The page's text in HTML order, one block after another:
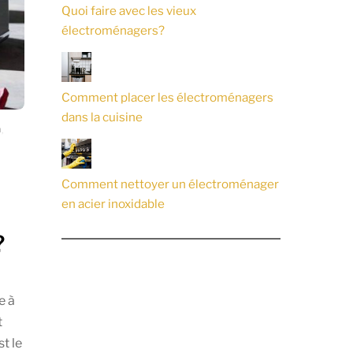
à
le
Quoi faire avec les vieux
électroménagers?
Comment placer les électroménagers
dans la cuisine
Comment nettoyer un électroménager
en acier inoxidable